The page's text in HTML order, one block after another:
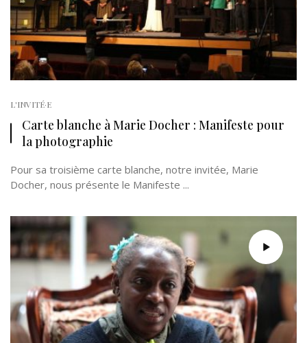
L'INVITÉ·E
Carte blanche à Marie Docher : Manifeste pour
la photographie
Pour sa troisième carte blanche, notre invitée, Marie
Docher, nous présente le Manifeste ...